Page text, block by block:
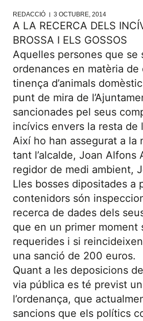
REDACCIÓ 3 OCTUBRE, 2014
A LA RECERCA DELS
BROSSA I ELS GOSSOS
Aquelles persones que se
ordenances en matèria de
tinença d’animals
punt de mira de
sancionades pel seus
incívics envers la resta de
Així ho han assegurat a la
tant l’alcalde, Joan Alfons
regidor de medi ambient,
Lles bosses dipositades a
contenidors són
recerca de dades dels
que en un primer moment
requerides i si reincideixen
una sanció de 200 euros.
Quant a les deposicions
via pública es té previst
l’ordenança, que
sancions que els polítics